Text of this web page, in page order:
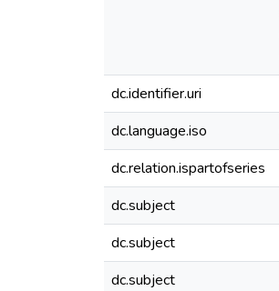
dc.identifier.uri
dc.language.iso
dc.relation.ispartofseries
dc.subject
dc.subject
dc.subject